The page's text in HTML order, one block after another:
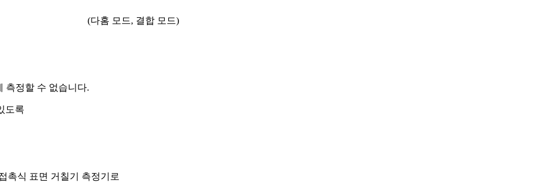
(다홈 모드, 결합 모드)
측정할 수 없습니다.
도록
촉식 표면 거칠기 측정기로